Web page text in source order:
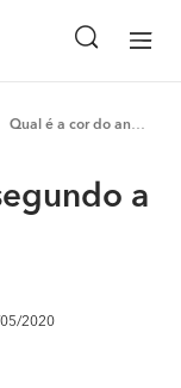
Qual é a cor do ano segundo a cin?
a
2020